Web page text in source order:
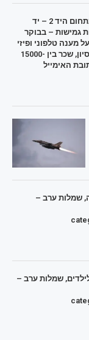
דרושים דרושות לעבודה בשירות לקוחות קל ונוח, בתחום היד 2 – יד
גמישות – בבוקר
מענה טלפוני ופיזי
ללקוחות המעוניינים לקחת מוצרי יד 2, לא נדרש ניסיון, שכר בין 15000-
האימייל
שמלות ערב –
שמלות ערב –